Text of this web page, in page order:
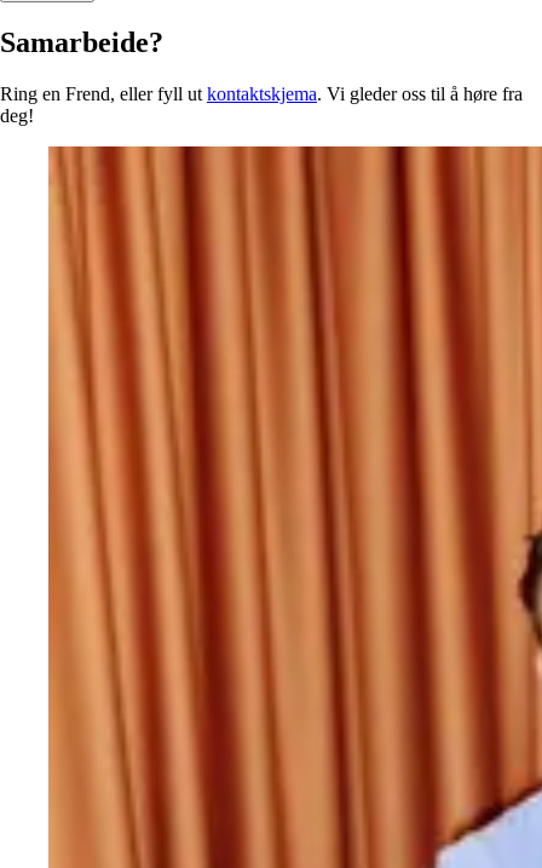
Samarbeide?
Ring en Frend, eller fyll ut kontaktskjema. Vi gleder oss til å høre fra
deg!